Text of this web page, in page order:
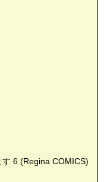
6 (Regina COMICS)